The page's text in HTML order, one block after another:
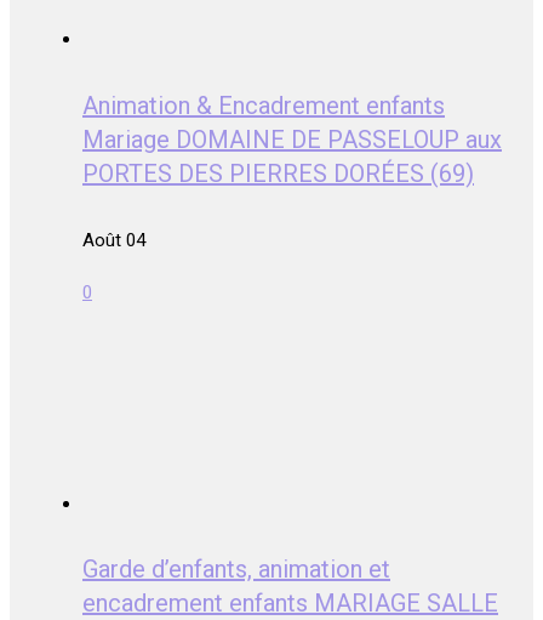
Animation & Encadrement enfants
Mariage DOMAINE DE PASSELOUP aux
PORTES DES PIERRES DORÉES (69)
Août 04
0
Garde d’enfants, animation et
encadrement enfants MARIAGE SALLE